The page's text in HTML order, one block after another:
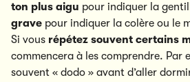
ton plus aigu pour indiquer la
grave pour indiquer la colère ou le
Si vous répétez souvent certains
commencera à les comprendre. Par
souvent « dodo » avant d’aller